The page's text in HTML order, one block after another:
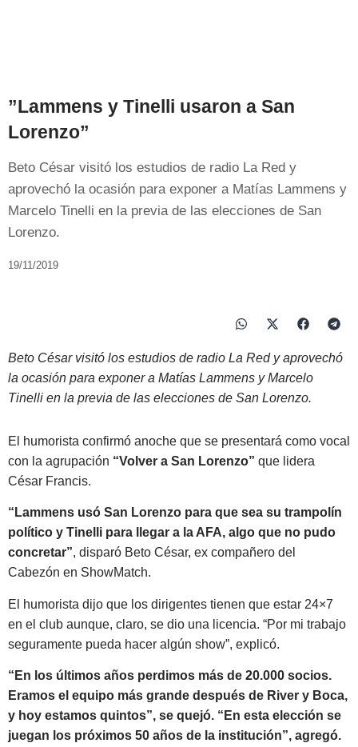
”Lammens y Tinelli usaron a San
Lorenzo”
Beto César visitó los estudios de radio La Red y
aprovechó la ocasión para exponer a Matías Lammens y
Marcelo Tinelli en la previa de las elecciones de San
Lorenzo.
19/11/2019
Beto César visitó los estudios de radio La Red y aprovechó
la ocasión para exponer a Matías Lammens y Marcelo
Tinelli en la previa de las elecciones de San Lorenzo.
El humorista confirmó anoche que se presentará como vocal
con la agrupación “Volver a San Lorenzo” que lidera
César Francis.
“Lammens usó San Lorenzo para que sea su trampolín
político y Tinelli para llegar a la AFA, algo que no pudo
concretar”, disparó Beto César, ex compañero del
Cabezón en ShowMatch.
El humorista dijo que los dirigentes tienen que estar 24×7
en el club aunque, claro, se dio una licencia. “Por mi trabajo
seguramente pueda hacer algún show”, explicó.
“En los últimos años perdimos más de 20.000 socios.
Eramos el equipo más grande después de River y Boca,
y hoy estamos quintos”, se quejó. “En esta elección se
juegan los próximos 50 años de la institución”, agregó.